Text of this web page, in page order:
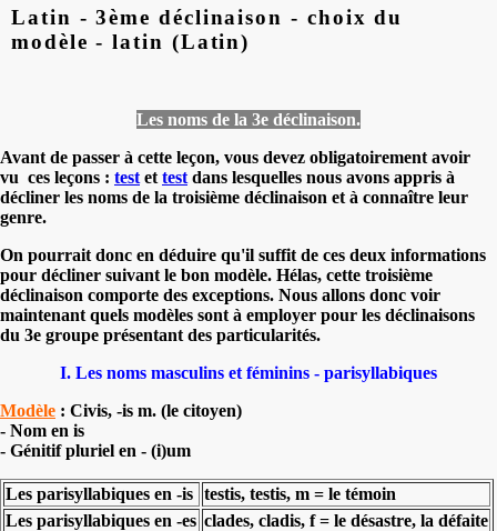
Latin - 3ème déclinaison - choix du
modèle - latin (Latin)
Les noms de la 3e déclinaison.
Avant de passer à cette leçon, vous devez obligatoirement avoir
vu ces leçons : test et test dans lesquelles nous avons appris à
décliner les noms de la troisième déclinaison et à connaître leur
genre.
On pourrait donc en déduire qu'il suffit de ces deux informations
pour décliner suivant le bon modèle. Hélas, cette troisième
déclinaison comporte des exceptions. Nous allons donc voir
maintenant quels modèles sont à employer pour les déclinaisons
du 3e groupe présentant des particularités.
I. Les noms masculins et féminins - parisyllabiques
Modèle : Civis, -is m. (le citoyen)
- Nom en is
- Génitif pluriel en - (i)um
Les parisyllabiques en -is testis, testis, m = le témoin
Les parisyllabiques en -es clades, cladis, f = le désastre, la défaite